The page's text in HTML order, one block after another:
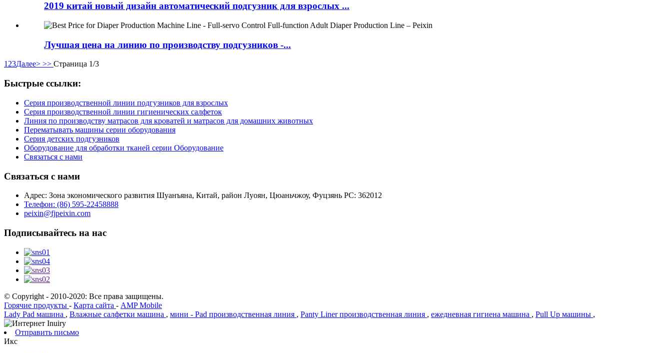
2019 китай новый дизайн автоматический подгузник для взрослых ...
Лучшая цена на линию по производству подгузников -...
123Далее> >> Страница 1/3
Быстрые ссылки:
Серия производственной линии подгузников для взрослых
Серия производственной линии гигиенических салфеток
Линия по производству матрасов для кроватей и матрасов для домашних животных
Перематывать машины серии оборудования
Серия детских подгузников
Оборудование для обработки тканей серии Оборудование
Связаться с нами
Связаться с нами
Адрес: Зона экономического развития Шуанъяна, Китай, район Луоян, Цюаньчжоу, Фуцзянь PC: 362012
Телефон: (86) 595-22458888
peixin@fjpeixin.com
Подписывайтесь на нас
© Copyright - 2010-2020: Все права защищены.
Горячие продукты - Карта сайта - AMP Mobile
Lady Pad машина , Влажные салфетки машина , мини - Pad производственная линия , Panty Liner производственная линия , ежедневная гигиена машина , Pull Up машины ,
Отправить письмо
Икс